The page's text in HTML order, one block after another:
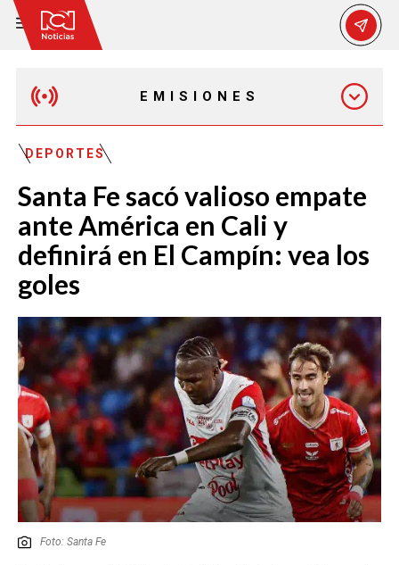
EMISIONES
EMISIÓN 12:30 PM
EMISIÓN 7:00 PM
EMISIÓN 11:30 PM
DEPORTES
Santa Fe sacó valioso empate
ante América en Cali y
definirá en El Campín: vea los
goles
Foto: Santa Fe